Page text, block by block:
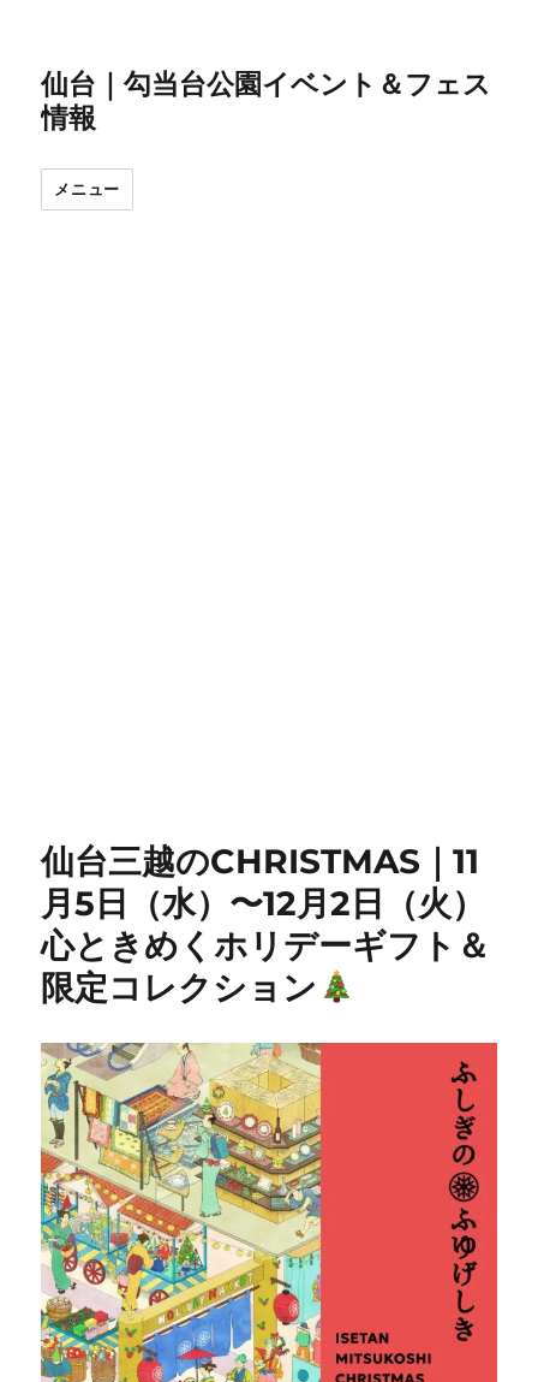
仙台｜勾当台公園イベント＆フェス
情報
メニュー
仙台三越のCHRISTMAS｜11
月5日（水）〜12月2日（火）
心ときめくホリデーギフト＆
限定コレクション